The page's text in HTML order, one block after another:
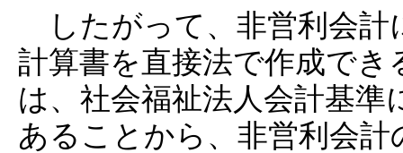
したがって、非営利会計
計算書を直接法で作成で
は、社会福祉法人会計基
あることから、非営利会